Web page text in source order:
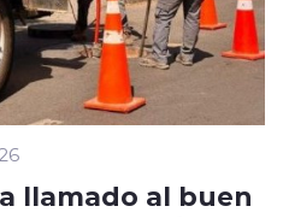
llamado al buen